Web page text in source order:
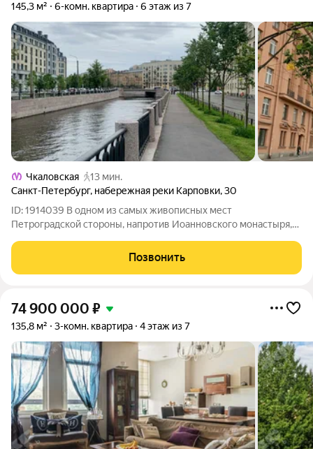
145,3 м² 6-комн. квартира 6 этаж из 7
Чкаловская
13 мин.
Санкт-Петербург, набережная реки Карповки,30
ID: 1914039 В одном из самых живописных мест
Петроградской стороны, напротив Иоанновского монастыря,
квартира. Окна смотрят во дворы, но, благодаря высокому
этажу, солнца и света много.
Позвонить
74 900 000 ₽
135,8 м² 3-комн. квартира 4 этаж из 7